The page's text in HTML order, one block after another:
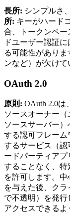
長所: シンプルさ
所: キーがハード
合、トークンベ
ドユーザー認証
る可能性があり
ンなど）が欠けて
OAuth 2.0
原則: OAuth 2.0は
ソースオーナー
ソースサーバー
する認可フレーム
するサービス（
ードパーティア
することなく、特
を許可します。
を与えた後、クラ
で不透明）を発
アクセスできるよ